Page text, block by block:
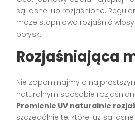
są jasne lub rozjaśnione.
może stopniowo rozjaśnić
połysk.
Rozjaśniająca
Nie zapominajmy o
naturalnym sposobie
Promienie UV naturalnie
szczególnie te, które już są